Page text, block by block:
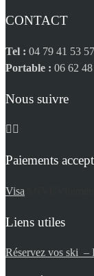
CONTACT
Tel : 04 79 41 53 57
Portable : 06 62
Nous suivre
Paiements
Visa
Liens utiles
Réservez vos ski –